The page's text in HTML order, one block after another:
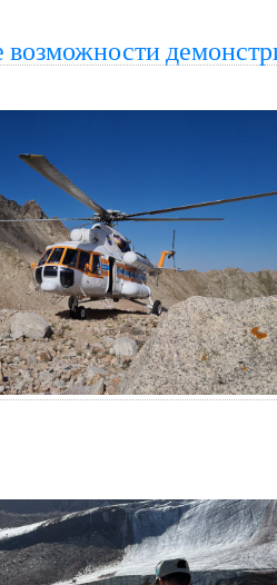
возможности